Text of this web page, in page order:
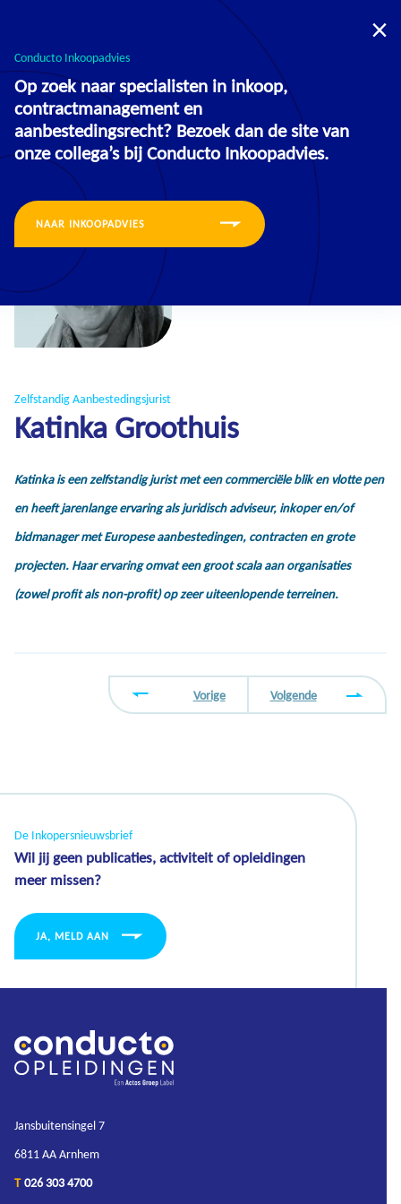
Inkoopadvies
Zelfstandig Aanbestedingsjurist
Katinka Groothuis
Katinka is een zelfstandig jurist met een commerciële blik en vlotte pen
en heeft jarenlange ervaring als juridisch adviseur, inkoper en/of
bidmanager met Europese aanbestedingen, contracten en grote
projecten. Haar ervaring omvat een groot scala aan organisaties
(zowel profit als non-profit) op zeer uiteenlopende terreinen.
Vorige Volgende
De Inkopersnieuwsbrief
Wil jij geen publicaties, activiteit of opleidingen
meer missen?
JA, MELD AAN
Jansbuitensingel 7
6811 AA Arnhem
T 026 303 4700
Conducto Inkoopadvies
Op zoek naar specialisten in inkoop,
contractmanagement en
aanbestedingsrecht? Bezoek dan de site van
onze collega’s bij Conducto Inkoopadvies.
NAAR INKOOPADVIES